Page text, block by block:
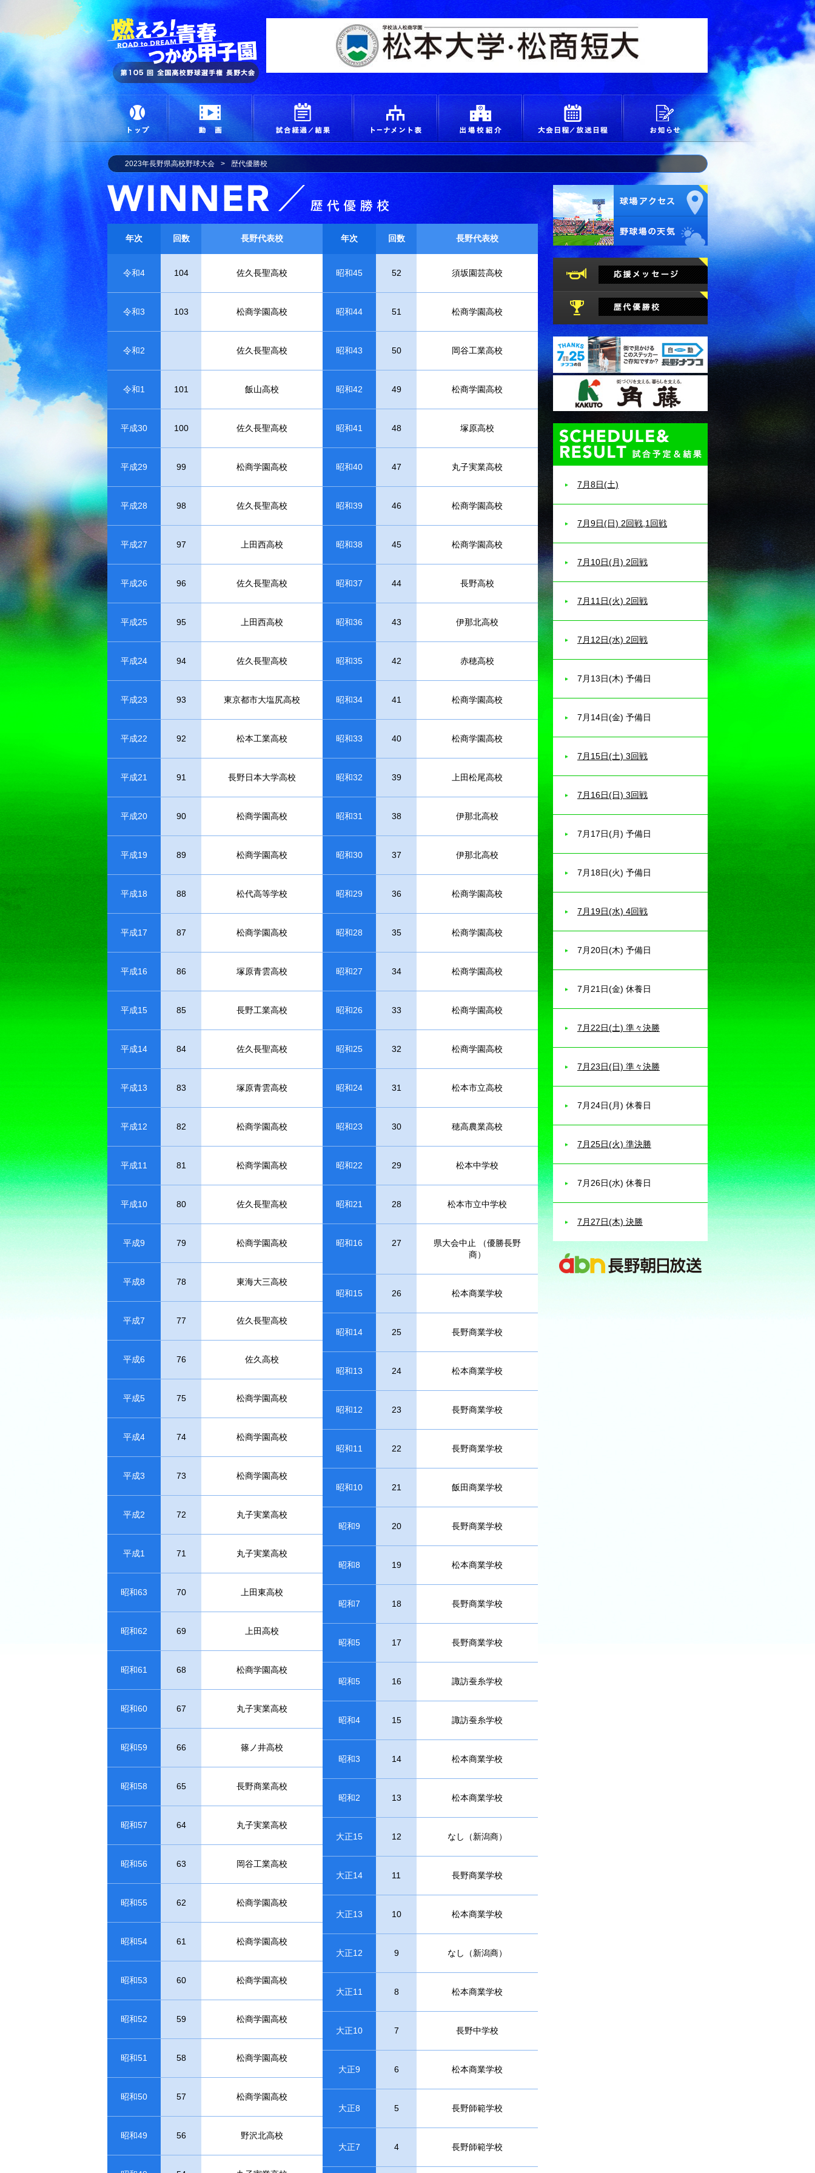
燃えろ！青春 つかめ甲子園
トップ 動画 試合経過＆結果 トーナメント 出場校 大会日程/放送日程
2023年長野県高校野球大会 歴代優勝校
歴代優勝校
年次 回数 長野代表校
令和4 104 佐久長聖高校
令和3 103 松商学園高校
令和2 佐久長聖高校
令和1 101 飯山高校
平成30 100 佐久長聖高校
平成29 99 松商学園高校
平成28 98 佐久長聖高校
平成27 97 上田西高校
平成26 96 佐久長聖高校
平成25 95 上田西高校
平成24 94 佐久長聖高校
平成23 93 東京都市大塩尻高校
平成22 92 松本工業高校
平成21 91 長野日本大学高校
平成20 90 松商学園高校
平成19 89 松商学園高校
平成18 88 松代高等学校
平成17 87 松商学園高校
平成16 86 塚原青雲高校
平成15 85 長野工業高校
平成14 84 佐久長聖高校
平成13 83 塚原青雲高校
平成12 82 松商学園高校
平成11 81 松商学園高校
平成10 80 佐久長聖高校
平成9 79 松商学園高校
平成8 78 東海大三高校
平成7 77 佐久長聖高校
平成6 76 佐久高校
平成5 75 松商学園高校
平成4 74 松商学園高校
平成3 73 松商学園高校
平成2 72 丸子実業高校
平成1 71 丸子実業高校
昭和63 70 上田東高校
昭和62 69 上田高校
昭和61 68 松商学園高校
昭和60 67 丸子実業高校
昭和59 66 篠ノ井高校
昭和58 65 長野商業高校
昭和57 64 丸子実業高校
昭和56 63 岡谷工業高校
昭和55 62 松商学園高校
昭和54 61 松商学園高校
昭和53 60 松商学園高校
昭和52 59 松商学園高校
昭和51 58 松商学園高校
昭和50 57 松商学園高校
昭和49 56 野沢北高校
年次 回数 長野代表校
昭和45 52 須坂園芸高校
昭和44 51 松商学園高校
昭和43 50 岡谷工業高校
昭和42 49 松商学園高校
昭和41 48 塚原高校
昭和40 47 丸子実業高校
昭和39 46 松商学園高校
昭和38 45 松商学園高校
昭和37 44 長野高校
昭和36 43 伊那北高校
昭和35 42 赤穂高校
昭和34 41 松商学園高校
昭和33 40 松商学園高校
昭和32 39 上田松尾高校
昭和31 38 伊那北高校
昭和30 37 伊那北高校
昭和29 36 松商学園高校
昭和28 35 松商学園高校
昭和27 34 松商学園高校
昭和26 33 松商学園高校
昭和25 32 松商学園高校
昭和24 31 松本市立高校
昭和23 30 穂高農業高校
昭和22 29 松本中学校
昭和21 28 松本市立中学校
昭和16 27
県大会中止 （優勝長野
商）
昭和15 26 松本商業学校
昭和14 25 長野商業学校
昭和13 24 松本商業学校
昭和12 23 長野商業学校
昭和11 22 長野商業学校
昭和10 21 飯田商業学校
昭和9 20 長野商業学校
昭和8 19 松本商業学校
昭和7 18 長野商業学校
昭和5 17 長野商業学校
昭和5 16 諏訪蚕糸学校
昭和4 15 諏訪蚕糸学校
昭和3 14 松本商業学校
昭和2 13 松本商業学校
大正15 12 なし（新潟商）
大正14 11 長野商業学校
大正13 10 松本商業学校
大正12 9 なし（新潟商）
大正11 8 松本商業学校
大正10 7 長野中学校
大正9 6 松本商業学校
大正8 5 長野師範学校
大正7 4 長野師範学校
7月8日(土)
7月9日(日) 2回戦,1回戦
7月10日(月) 2回戦
7月11日(火) 2回戦
7月12日(水) 2回戦
7月13日(木) 予備日
7月14日(金) 予備日
7月15日(土) 3回戦
7月16日(日) 3回戦
7月17日(月) 予備日
7月18日(火) 予備日
7月19日(水) 4回戦
7月20日(木) 予備日
7月21日(金) 休養日
7月22日(土) 準々決勝
7月23日(日) 準々決勝
7月24日(月) 休養日
7月25日(火) 準決勝
7月26日(水) 休養日
7月27日(木) 決勝